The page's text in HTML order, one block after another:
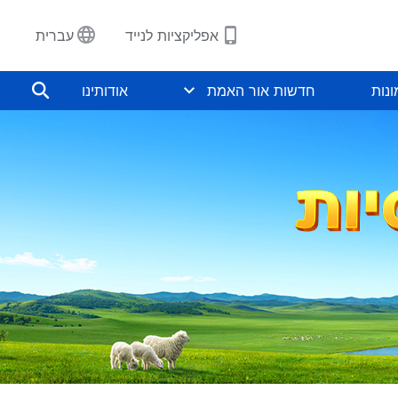
אפליקציות לנייד עברית
חדשות אור האמת אודותינו